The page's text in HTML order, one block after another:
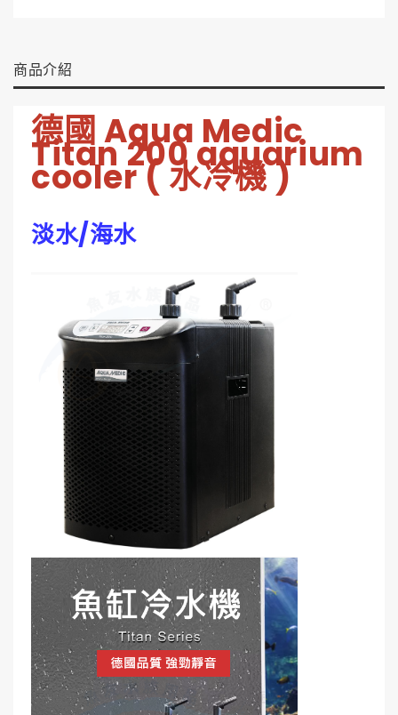
商品介紹
德國 Aqua Medic
Titan 200 aquarium
cooler ( 水冷機 )
淡水/海水